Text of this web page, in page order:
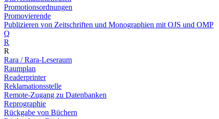
Promotionsordnungen
Promovierende
Publizieren von Zeitschriften und Monographien mit OJS und OMP
Q
R
R
Rara / Rara-Leseraum
Raumplan
Readerprinter
Reklamationsstelle
Remote-Zugang zu Datenbanken
Reprographie
Rückgabe von Büchern